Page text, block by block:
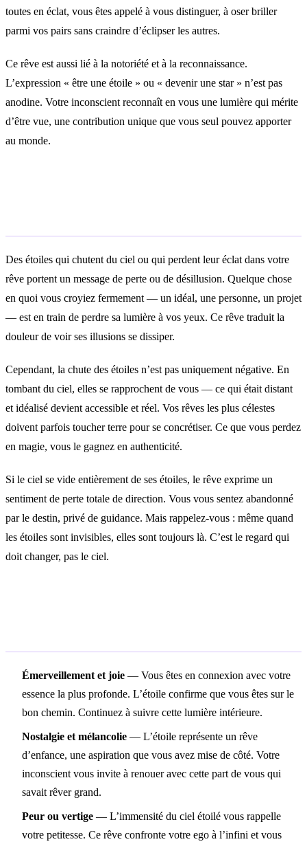
toutes en éclat, vous êtes appelé à vous distinguer, à oser briller
parmi vos pairs sans craindre d’éclipser les autres.
Ce rêve est aussi lié à la notoriété et à la reconnaissance.
L’expression « être une étoile » ou « devenir une star » n’est pas
anodine. Votre inconscient reconnaît en vous une lumière qui mérite
d’être vue, une contribution unique que vous seul pouvez apporter
au monde.
Des étoiles qui chutent du ciel ou qui perdent leur éclat dans votre
rêve portent un message de perte ou de désillusion. Quelque chose
en quoi vous croyiez fermement — un idéal, une personne, un projet
— est en train de perdre sa lumière à vos yeux. Ce rêve traduit la
douleur de voir ses illusions se dissiper.
Cependant, la chute des étoiles n’est pas uniquement négative. En
tombant du ciel, elles se rapprochent de vous — ce qui était distant
et idéalisé devient accessible et réel. Vos rêves les plus célestes
doivent parfois toucher terre pour se concrétiser. Ce que vous perdez
en magie, vous le gagnez en authenticité.
Si le ciel se vide entièrement de ses étoiles, le rêve exprime un
sentiment de perte totale de direction. Vous vous sentez abandonné
par le destin, privé de guidance. Mais rappelez-vous : même quand
les étoiles sont invisibles, elles sont toujours là. C’est le regard qui
doit changer, pas le ciel.
Émerveillement et joie — Vous êtes en connexion avec votre
essence la plus profonde. L’étoile confirme que vous êtes sur le
bon chemin. Continuez à suivre cette lumière intérieure.
Nostalgie et mélancolie — L’étoile représente un rêve
d’enfance, une aspiration que vous avez mise de côté. Votre
inconscient vous invite à renouer avec cette part de vous qui
savait rêver grand.
Peur ou vertige — L’immensité du ciel étoilé vous rappelle
votre petitesse. Ce rêve confronte votre ego à l’infini et vous